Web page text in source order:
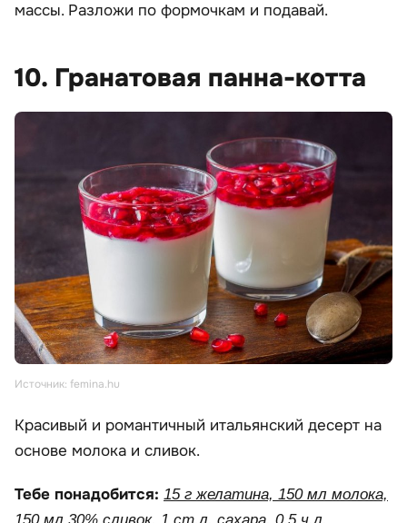
массы. Разложи по формочкам и подавай.
10. Гранатовая панна-котта
Источник: femina.hu
Красивый и романтичный итальянский десерт на
основе молока и сливок.
Тебе понадобится: 15 г желатина, 150 мл молока,
150 мл 30% сливок, 1 ст.л. сахара, 0,5 ч.л.